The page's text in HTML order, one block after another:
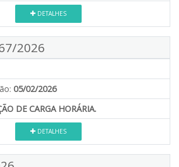
DETALHES
2026
05/02/2026
DE CARGA HORÁRIA.
DETALHES